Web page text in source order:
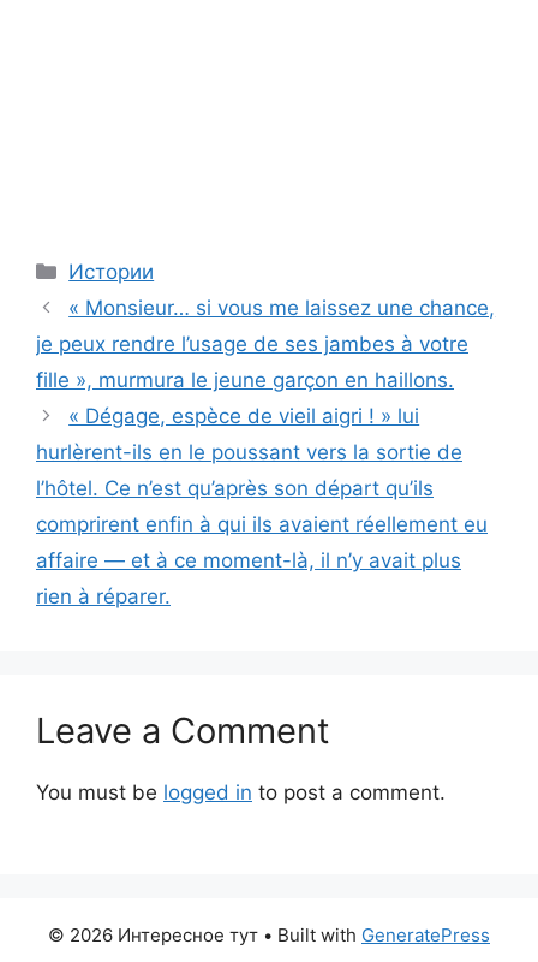
Categories
Истории
« Monsieur… si vous me laissez une chance,
je peux rendre l’usage de ses jambes à votre
fille », murmura le jeune garçon en haillons.
« Dégage, espèce de vieil aigri ! » lui
hurlèrent-ils en le poussant vers la sortie de
l’hôtel. Ce n’est qu’après son départ qu’ils
comprirent enfin à qui ils avaient réellement eu
affaire — et à ce moment-là, il n’y avait plus
rien à réparer.
Leave a Comment
You must be logged in to post a comment.
© 2026 Интересное тут • Built with GeneratePress